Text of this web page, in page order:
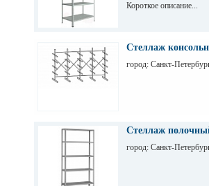
Короткое описание...
Стеллаж
город: Санкт-
Стеллаж
город: Санкт-